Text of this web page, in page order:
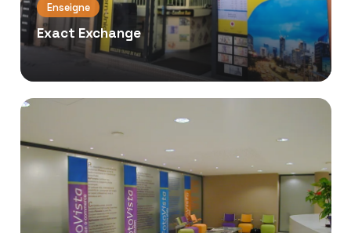
Enseigne
Exact Exchange